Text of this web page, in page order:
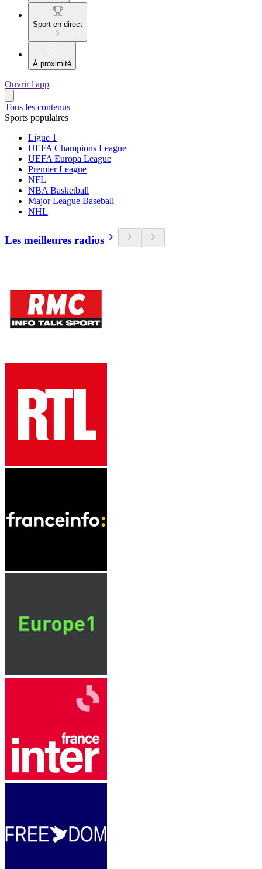
Sport en direct
À proximité
Ouvrir l'app
Tous les contenus
Sports populaires
Ligue 1
UEFA Champions League
UEFA Europa League
Premier League
NFL
NBA Basketball
Major League Baseball
NHL
Les meilleures radios